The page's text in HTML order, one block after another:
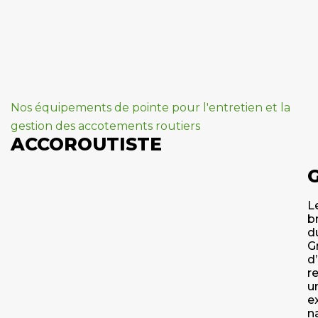
Nos équipements de pointe pour l'entretien et la
gestion des accotements routiers
ACCOROUTISTE